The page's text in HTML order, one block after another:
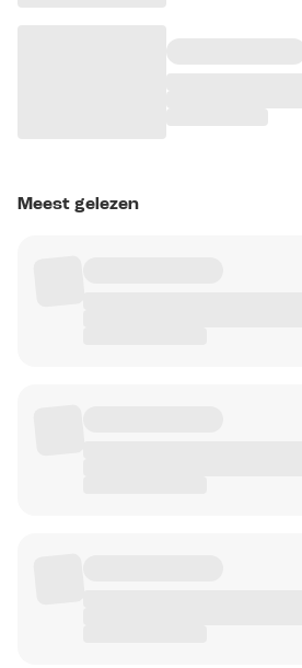
Meest gelezen